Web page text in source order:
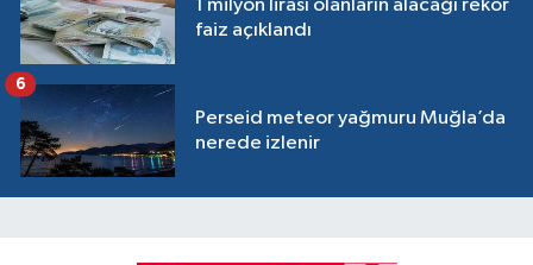
1 milyon lirası olanların alacağı rekor
faiz açıklandı
Perseid meteor yağmuru Muğla’da
nerede izlenir
6